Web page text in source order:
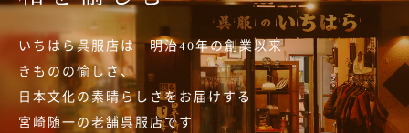
いちはら呉服店は 明治40年の創業以来
きものの愉しさ、
日本文化の素晴らしさをお届けする
宮崎随一の老舗呉服店です